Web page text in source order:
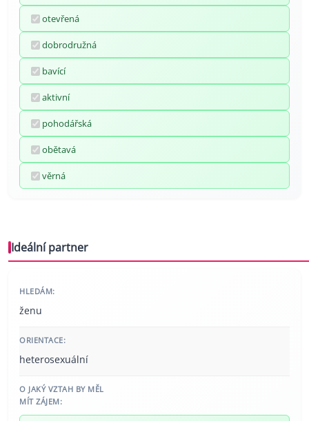
otevřená
dobrodružná
bavící
aktivní
pohodářská
obětavá
věrná
Ideální partner
HLEDÁM:
ženu
ORIENTACE:
heterosexuální
O JAKÝ VZTAH BY MĚL
MÍT ZÁJEM: